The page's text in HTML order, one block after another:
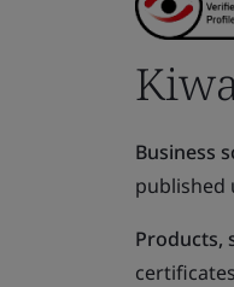
Business
published
Products,